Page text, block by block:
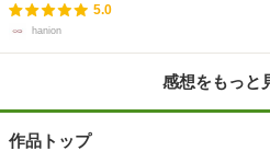
5.0
hanion
感想をもっと
作品トップ